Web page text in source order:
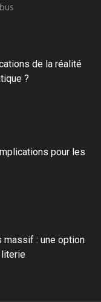
de la réalité
?
pour les
: une option